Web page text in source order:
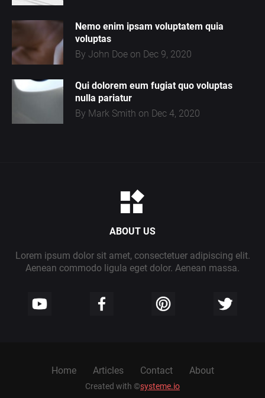
Nemo enim ipsam voluptatem quia
voluptas
By John Doe on Dec 9, 2020
Qui dolorem eum fugiat quo voluptas
nulla pariatur
By Mark Smith on Dec 4, 2020
ABOUT US
Lorem ipsum dolor sit amet, consectetuer adipiscing elit.
Aenean commodo ligula eget dolor. Aenean massa.
Created with ©systeme.io
Home Articles Contact About